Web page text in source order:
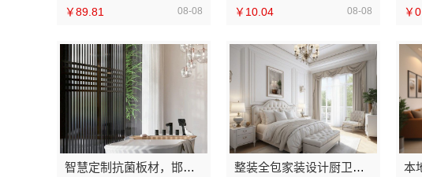
￥89.81 08-08 ￥10.04 08-08 ￥0
智慧定制抗菌板材，邯郸至臻全宅新材料有限公司绿色耐用 整装全包家装设计厨卫改造-宁波雅美和居建材科技